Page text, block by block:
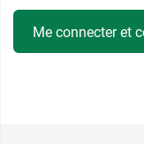
Me connecter et